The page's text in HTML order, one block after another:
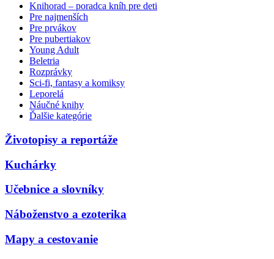
Knihorad – poradca kníh pre deti
Pre najmenších
Pre prvákov
Pre pubertiakov
Young Adult
Beletria
Rozprávky
Sci-fi, fantasy a komiksy
Leporelá
Náučné knihy
Ďalšie kategórie
Životopisy a reportáže
Kuchárky
Učebnice a slovníky
Náboženstvo a ezoterika
Mapy a cestovanie